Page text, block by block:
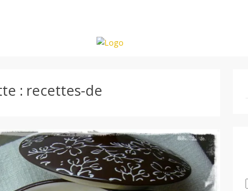
: recettes-de